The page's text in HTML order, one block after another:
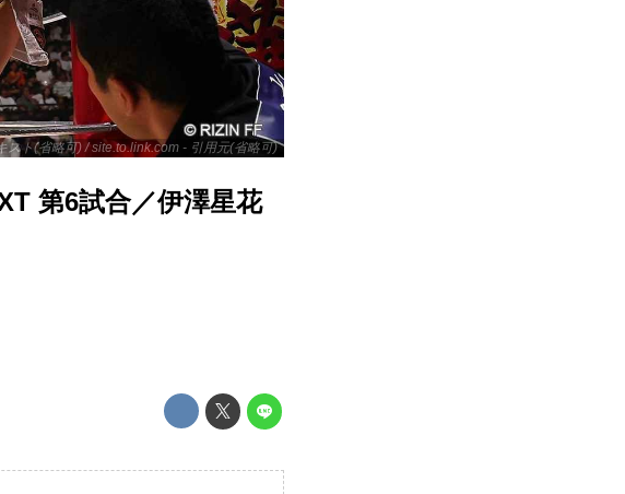
スト(省略可) / site.to.link.com - 引用元(省略可)
第6試合／伊澤星花